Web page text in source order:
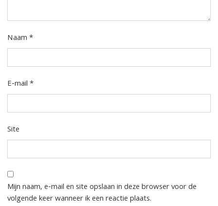
Naam*
E-mail*
Site
Mijn naam, e-mail en site opslaan in deze browser voor de
volgende keer wanneer ik een reactie plaats.